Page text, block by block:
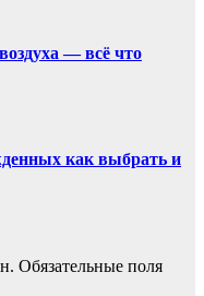
— всё что
как выбрать и
Обязательные поля